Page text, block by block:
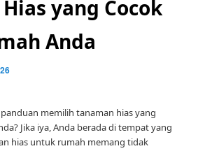
yang Cocok
Anda
memilih tanaman hias yang
Jika iya, Anda berada di tempat yang
hias untuk rumah memang tidak